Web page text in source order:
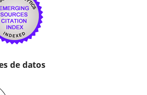
de datos